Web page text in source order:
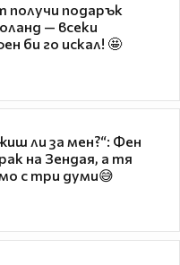
получи подарък
— всеки
би го искал! 🤩
ли за мен?“: Фен
на Зендая, а тя
с три думи😅